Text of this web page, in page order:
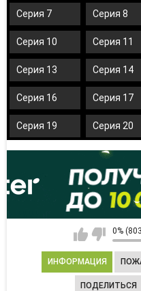
Серия 7 Серия 8
Серия 10 Серия 11
Серия 13 Серия 14
Серия 16 Серия 17
Серия 19 Серия 20
0%
ИНФОРМАЦИЯ
ПОДЕЛИТЬСЯ